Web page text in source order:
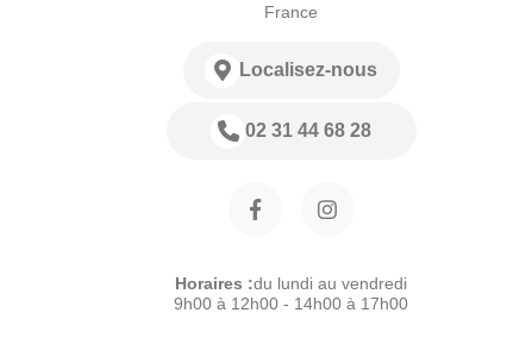
France
Localisez-nous
02 31 44 68 28
Horaires :du lundi au vendredi
9h00 à 12h00 - 14h00 à 17h00